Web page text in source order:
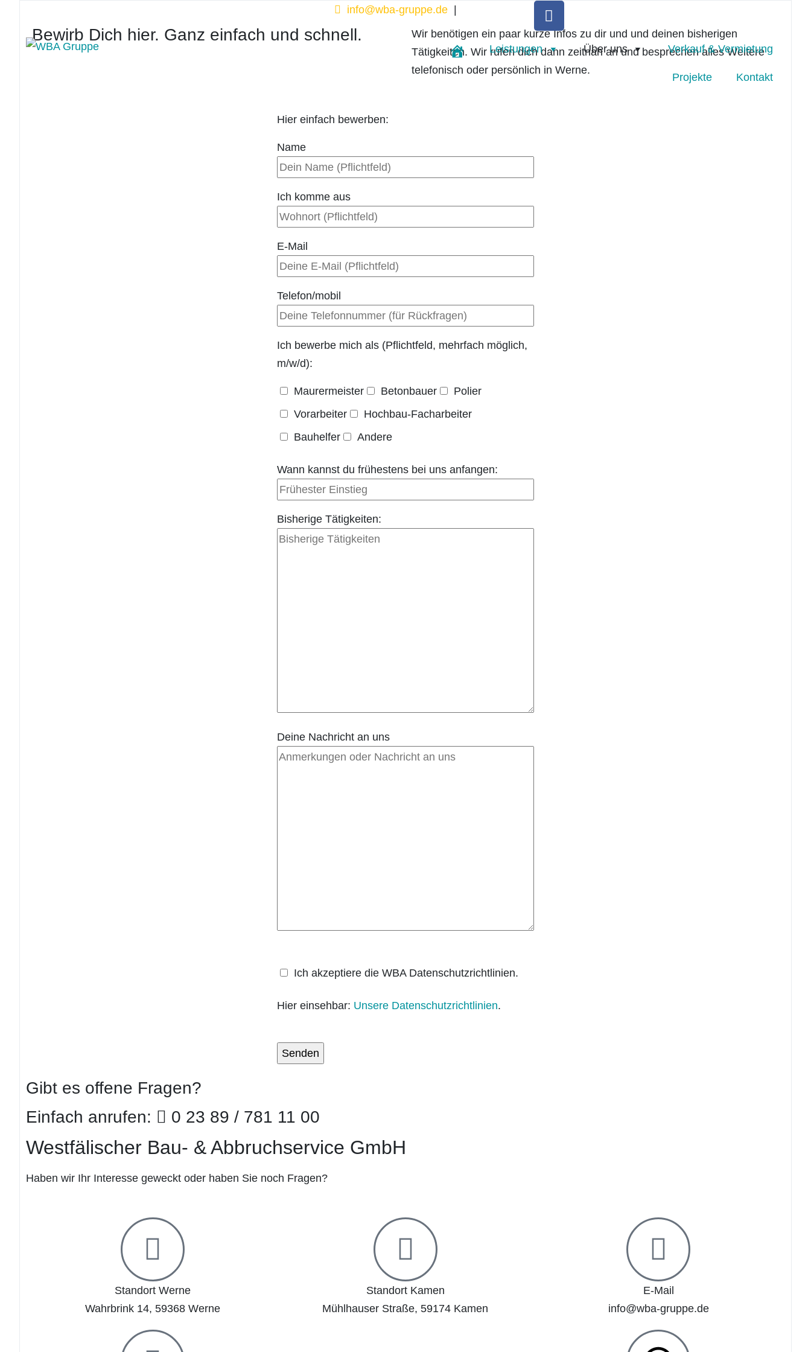
info@wba-gruppe.de
Home
Leistungen Über uns Verkauf & Vermietung
Projekte Kontakt
Bewirb Dich hier. Ganz einfach und schnell.
Wir benötigen ein paar kurze Infos zu dir und und deinen bisherigen
Tätigkeiten. Wir rufen dich dann zeitnah an und besprechen alles Weitere
telefonisch oder persönlich in Werne.
Hier einfach bewerben:
Name
Ich komme aus
E-Mail
Telefon/mobil
Ich bewerbe mich als (Pflichtfeld, mehrfach möglich,
m/w/d):
Maurermeister Betonbauer
Polier
Vorarbeiter
Hochbau-Facharbeiter
Bauhelfer
Andere
Wann kannst du frühestens bei uns anfangen:
Bisherige Tätigkeiten:
Deine Nachricht an uns
Ich akzeptiere die WBA Datenschutzrichtlinien.
Hier einsehbar: Unsere Datenschutzrichtlinien.
Gibt es offene Fragen?
Einfach anrufen:
0 23 89 / 781 11 00
Westfälischer Bau- & Abbruchservice GmbH
Haben wir Ihr Interesse geweckt oder haben Sie noch Fragen?
Standort Werne
Wahrbrink 14, 59368 Werne
Standort Kamen
Mühlhauser Straße, 59174 Kamen
E-Mail
info@wba-gruppe.de